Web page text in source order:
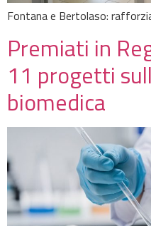
Fontana e Bertolaso:
Premiati in
11 progetti
biomedica